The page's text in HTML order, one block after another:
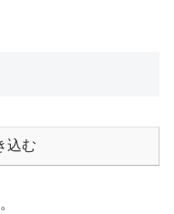
込む